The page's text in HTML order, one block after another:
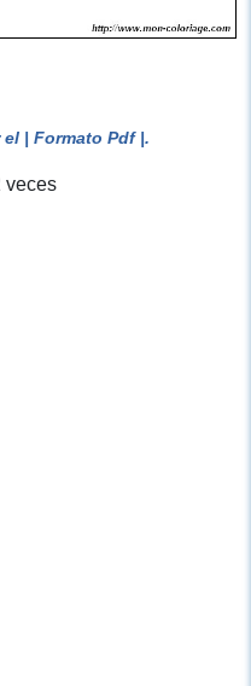
el | Formato Pdf |.
veces